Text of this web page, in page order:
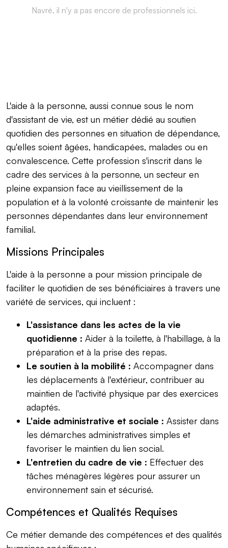
Navré, il n'y a pas encore de professionnels ici.
L'aide à la personne, aussi connue sous le nom
d'assistant de vie, est un métier dédié au soutien
quotidien des personnes en situation de dépendance,
qu'elles soient âgées, handicapées, malades ou en
convalescence. Cette profession s'inscrit dans le
cadre des services à la personne, un secteur en
pleine expansion face au vieillissement de la
population et à la volonté croissante de maintenir les
personnes dépendantes dans leur environnement
familial.
Missions Principales
L'aide à la personne a pour mission principale de
faciliter le quotidien de ses bénéficiaires à travers une
variété de services, qui incluent :
L'assistance dans les actes de la vie
quotidienne : Aider à la toilette, à l'habillage, à la
préparation et à la prise des repas.
Le soutien à la mobilité : Accompagner dans
les déplacements à l'extérieur, contribuer au
maintien de l'activité physique par des exercices
adaptés.
L'aide administrative et sociale : Assister dans
les démarches administratives simples et
favoriser le maintien du lien social.
L'entretien du cadre de vie : Effectuer des
tâches ménagères légères pour assurer un
environnement sain et sécurisé.
Compétences et Qualités Requises
Ce métier demande des compétences et des qualités